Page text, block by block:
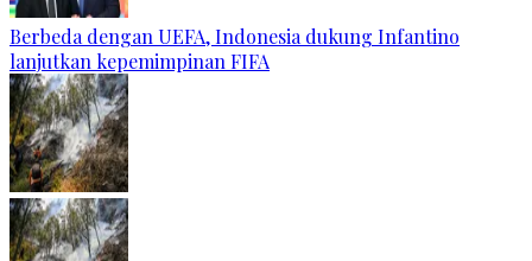
Berbeda dengan UEFA, Indonesia dukung Infantino
lanjutkan kepemimpinan FIFA